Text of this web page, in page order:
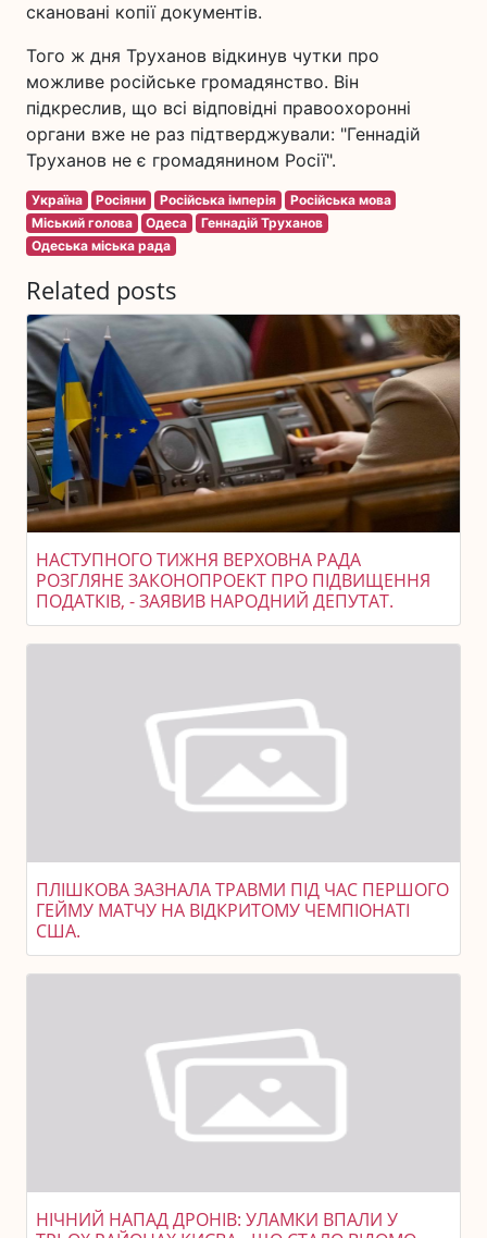
скановані копії документів.
Того ж дня Труханов відкинув чутки про
можливе російське громадянство. Він
підкреслив, що всі відповідні правоохоронні
органи вже не раз підтверджували: "Геннадій
Труханов не є громадянином Росії".
Україна Росіяни Російська імперія
Російська мова
Міський голова
Одеса
Геннадій Труханов
Одеська міська рада
Related posts
НАСТУПНОГО ТИЖНЯ ВЕРХОВНА РАДА
РОЗГЛЯНЕ ЗАКОНОПРОЕКТ ПРО ПІДВИЩЕННЯ
ПОДАТКІВ, - ЗАЯВИВ НАРОДНИЙ ДЕПУТАТ.
ПЛІШКОВА ЗАЗНАЛА ТРАВМИ ПІД ЧАС ПЕРШОГО
ГЕЙМУ МАТЧУ НА ВІДКРИТОМУ ЧЕМПІОНАТІ
США.
НІЧНИЙ НАПАД ДРОНІВ: УЛАМКИ ВПАЛИ У